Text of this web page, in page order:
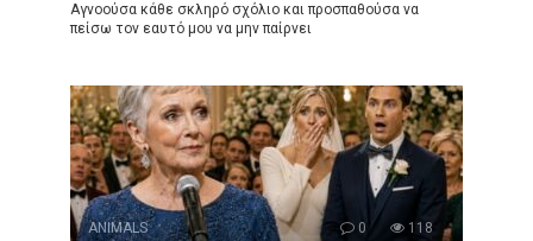
Αγνοούσα κάθε σκληρό σχόλιο και προσπαθούσα να
πείσω τον εαυτό μου να μην παίρνει
ANIMALS 0 118